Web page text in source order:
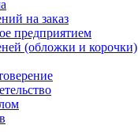
на заказ
предприятием
(обложки и корочки)